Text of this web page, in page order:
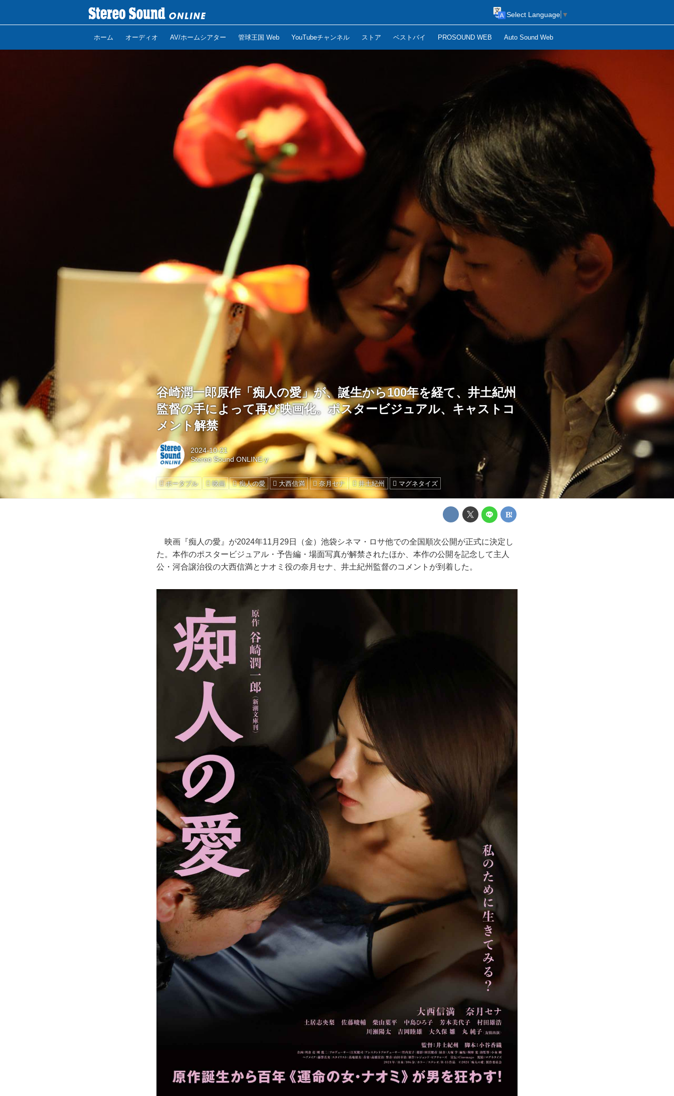
ホーム オーディオ AV/ホームシアター 管球王国 Web YouTubeチャンネル ストア ベストバイ PROSOUND WEB Auto Sound Web
Select Language ▼
谷崎潤一郎原作「痴人の愛」が、誕生から100年を経て、井土紀州
監督の手によって再び映画化。ポスタービジュアル、キャストコ
メント解禁
2024-10-21
Stereo Sound ONLINE-y
ポータブル 映画 痴人の愛 大西信満 奈月セナ 井土紀州 マグネタイズ
映画『痴人の愛』が2024年11月29日（金）池袋シネマ・ロサ他での全国順次公開が正式に決定し
た。本作のポスタービジュアル・予告編・場面写真が解禁されたほか、本作の公開を記念して主人
公・河合譲治役の大西信満とナオミ役の奈月セナ、井土紀州監督のコメントが到着した。